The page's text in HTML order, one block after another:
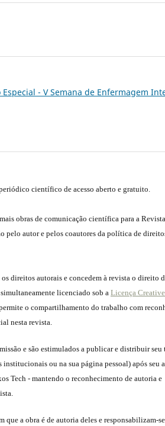
Especial - V Semana de Enfermagem
científico de acesso aberto e gratuito.
obras de comunicação científica para a
pelo autor e pelos coautores da política de
direitos autorais e concedem à revista o direito
licenciado sob a Licença Creative
o compartilhamento do trabalho com
nesta revista.
e são estimulados a publicar e distribuir seu
ou na sua página pessoal) após seu
Tech - mantendo o reconhecimento de autoria e
que a obra é de autoria deles e responsabilizam-